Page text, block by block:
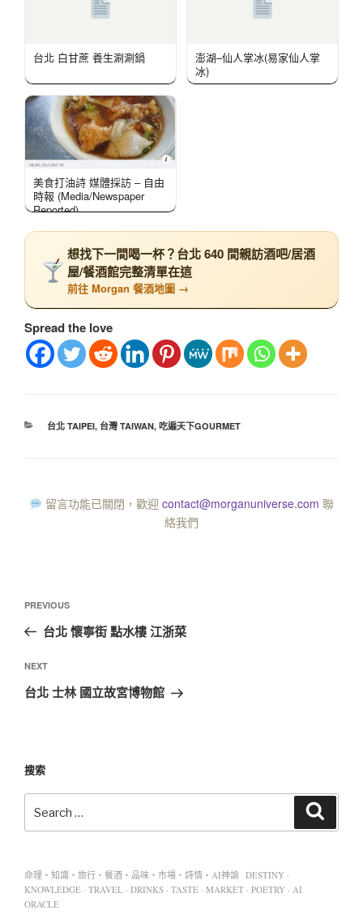
台北 白甘蔗 養生涮涮鍋
澎湖–仙人掌冰(易家仙人掌
冰)
美食打油詩 媒體採訪 – 自由
時報 (Media/Newspaper
Reported)
想找下一間喝一杯？台北 640 間親訪酒吧/居酒
屋/餐酒館完整清單在這
前往 Morgan 餐酒地圖 →
Spread the love
台北 TAIPEI, 台灣 TAIWAN, 吃遍天下GOURMET
留言功能已關閉，歡迎 contact@morganuniverse.com 聯
絡我們
PREVIOUS
台北 懷寧街 點水樓 江浙菜
NEXT
台北 士林 國立故宮博物館
搜索
命理・知識・旅行・餐酒・品味・市場・詩情・AI神諭 DESTINY ·
KNOWLEDGE · TRAVEL · DRINKS · TASTE · MARKET · POETRY · AI
ORACLE